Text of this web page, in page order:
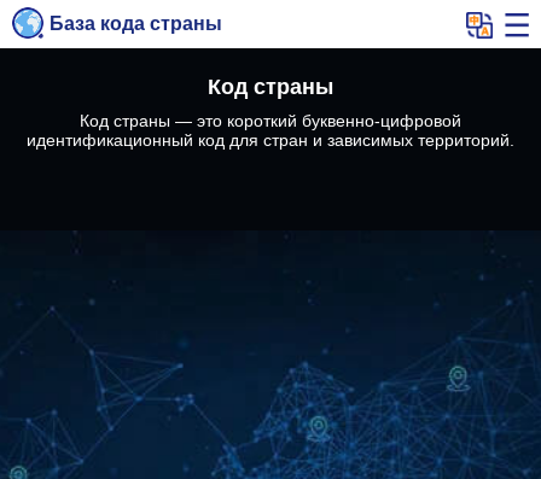
База кода страны
Код страны
Код страны — это короткий буквенно-цифровой
идентификационный код для стран и зависимых территорий.